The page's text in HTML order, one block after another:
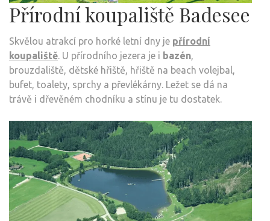
Přírodní koupaliště Badesee
Skvělou atrakcí pro horké letní dny je přírodní
koupaliště. U přírodního jezera je i bazén,
brouzdaliště, dětské hřiště, hřiště na beach volejbal,
bufet, toalety, sprchy a převlékárny. Ležet se dá na
trávě i dřevěném chodníku a stínu je tu dostatek.